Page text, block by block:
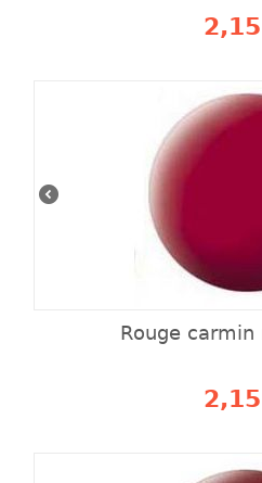
2,15
Rouge
2,15